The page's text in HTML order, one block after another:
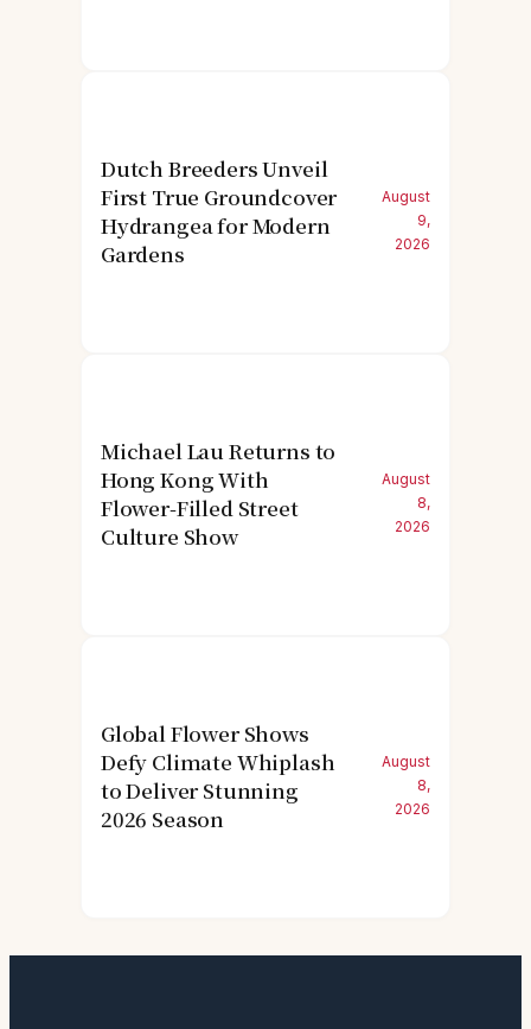
Dutch Breeders Unveil
First True Groundcover
Hydrangea for Modern
Gardens
August
9,
2026
Michael Lau Returns to
Hong Kong With
Flower-Filled Street
Culture Show
August
8,
2026
Global Flower Shows
Defy Climate Whiplash
to Deliver Stunning
2026 Season
August
8,
2026